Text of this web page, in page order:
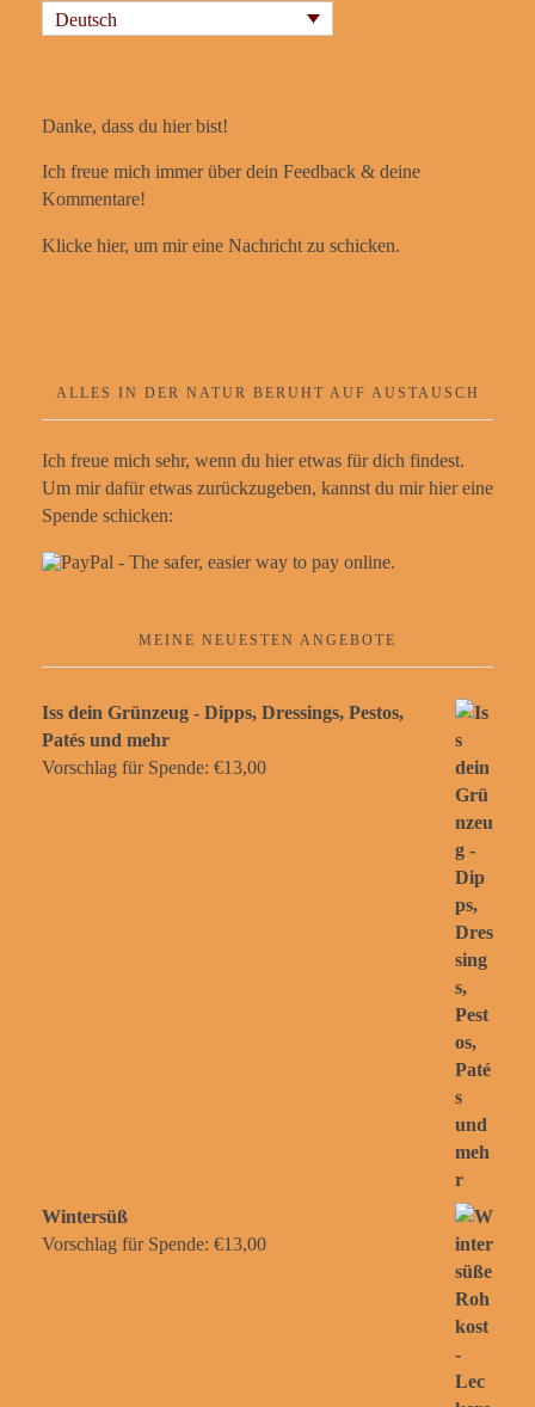
Deutsch
Danke, dass du hier bist!
Ich freue mich immer über dein Feedback & deine
Kommentare!
Klicke hier, um mir eine Nachricht zu schicken.
ALLES IN DER NATUR BERUHT AUF AUSTAUSCH
Ich freue mich sehr, wenn du hier etwas für dich findest.
Um mir dafür etwas zurückzugeben, kannst du mir hier eine
Spende schicken:
MEINE NEUESTEN ANGEBOTE
Iss dein Grünzeug - Dipps, Dressings, Pestos,
Patés und mehr
Vorschlag für Spende: €13,00
Wintersüß
Vorschlag für Spende: €13,00